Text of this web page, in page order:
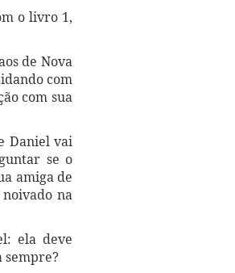
o livro 1,
de Nova
com
com sua
Daniel vai
se o
amiga de
na
ela deve
sempre?